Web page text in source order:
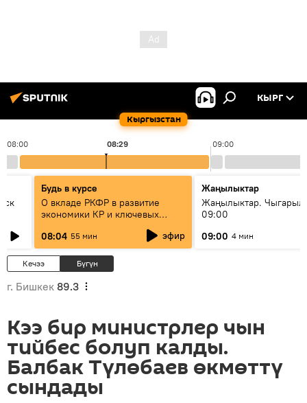
Кыргызстан
КЫРГ
08:00 09:00
08:29
Будь в курсе
О вкладе РКФР в развитие
экономики КР и ключевых
08:04 55 мин эфир
Жаңылыктар
Жаңылыктар.
09:00
09:00 4 мин
Кечээ Бүгүн
г. Бишкек 89.3
Кээ бир министрлер чын
тийбес болуп калды.
Балбак Түлөбаев өкмөттү
сындады